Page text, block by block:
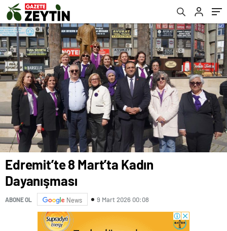
Edremit’te 8 Mart’ta Kadın
Dayanışması
ABONE OL News 9 Mart 2026 00:08